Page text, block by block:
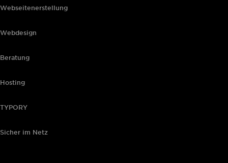
Webseitenerstellung
Webdesign
Beratung
Hosting
TYPORY
Sicher im Netz